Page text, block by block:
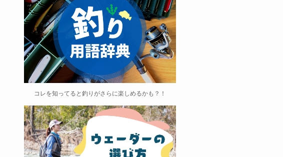
コレを知ってると釣りがさらに楽しめるかも？！